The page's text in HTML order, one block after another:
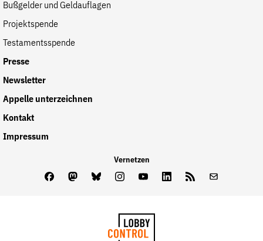
Bußgelder und Geldauflagen
Projektspende
Testamentsspende
Presse
Newsletter
Appelle unterzeichnen
Kontakt
Impressum
Vernetzen
FacebookMastodon
BlueskyInstagram
YoutubeLinkedInFeed